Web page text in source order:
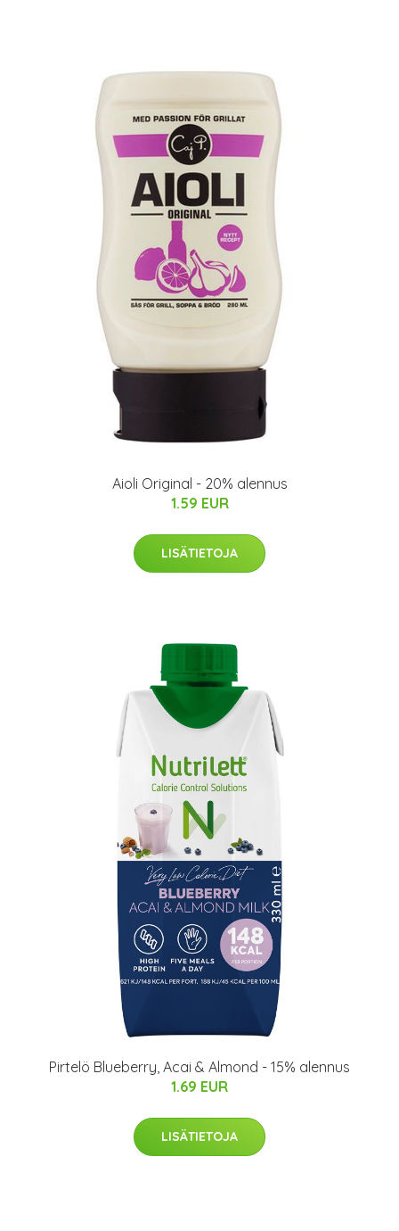
Aioli Original - 20% alennus
1.59 EUR
LISÄTIETOJA
Pirtelö Blueberry, Acai & Almond - 15% alennus
1.69 EUR
LISÄTIETOJA